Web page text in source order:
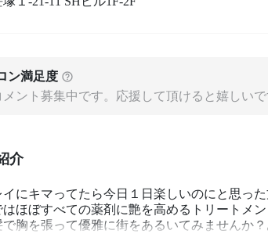
ン満足度
ント募集中です。応援して頂けると嬉しいで
介
にキマってたら今日１日楽しいのにと思っ
はほぼすべての薬剤に艶を高めるトリートメ
胸を張って優雅に街をあるいてみませんか